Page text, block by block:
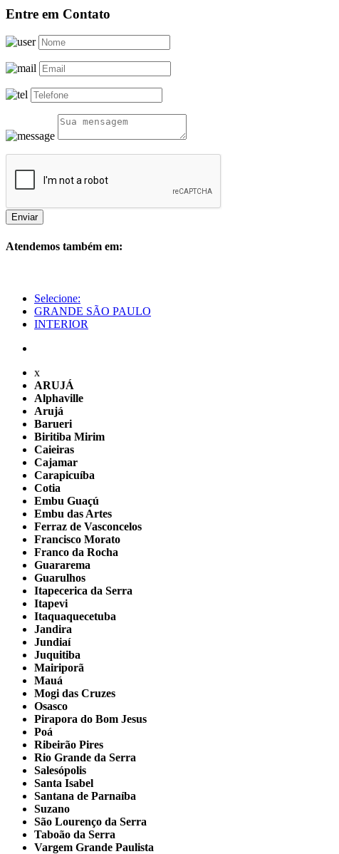
Entre em Contato
Enviar
Atendemos também em:
Selecione:
GRANDE SÃO PAULO
INTERIOR
x
ARUJÁ
Alphaville
Arujá
Barueri
Biritiba Mirim
Caieiras
Cajamar
Carapicuíba
Cotia
Embu Guaçú
Embu das Artes
Ferraz de Vasconcelos
Francisco Morato
Franco da Rocha
Guararema
Guarulhos
Itapecerica da Serra
Itapevi
Itaquaquecetuba
Jandira
Jundiaí
Juquitiba
Mairiporã
Mauá
Mogi das Cruzes
Osasco
Pirapora do Bom Jesus
Poá
Ribeirão Pires
Rio Grande da Serra
Salesópolis
Santa Isabel
Santana de Parnaíba
Suzano
São Lourenço da Serra
Taboão da Serra
Vargem Grande Paulista